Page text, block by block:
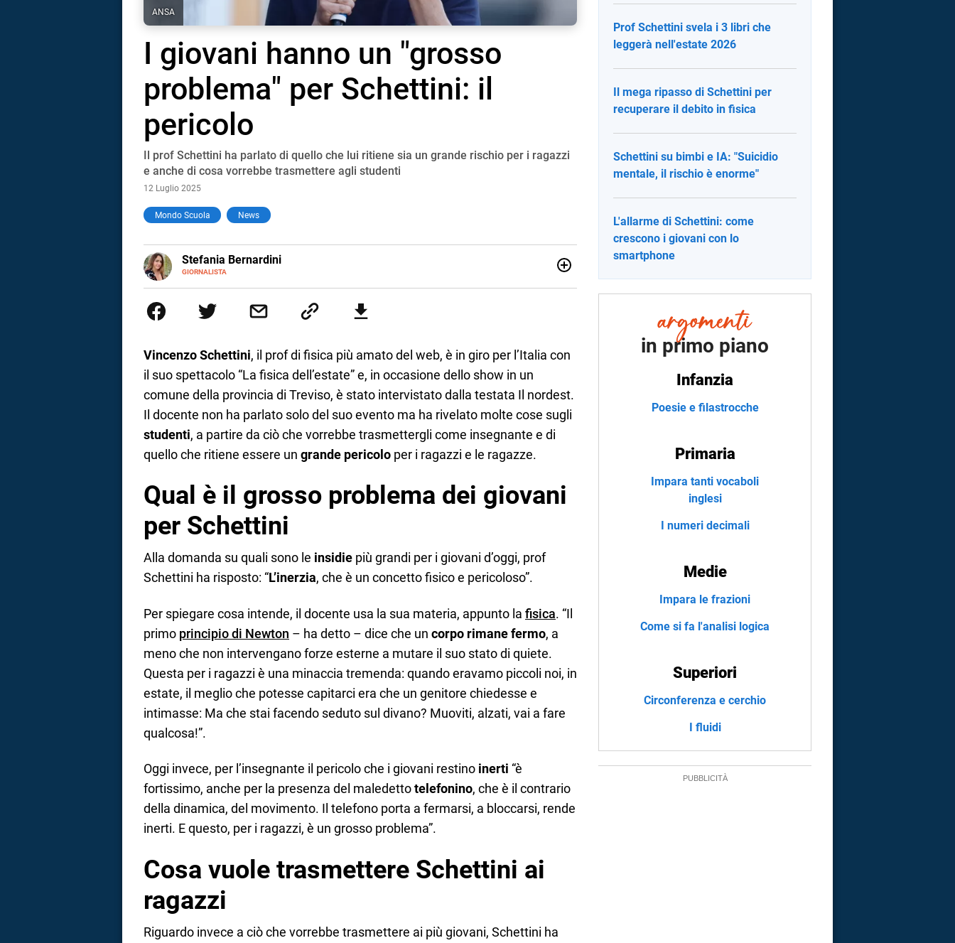
ANSA
I giovani hanno un "grosso
problema" per Schettini: il
pericolo
Il prof Schettini ha parlato di quello che lui ritiene sia un grande rischio per i ragazzi
e anche di cosa vorrebbe trasmettere agli studenti
12 Luglio 2025
Mondo Scuola News
Stefania Bernardini
GIORNALISTA
E-
MAIL
esperienze nella redazione di testate giornalistiche online e Tv e lavora anche nell’ambito
social
Vincenzo Schettini, il prof di fisica più amato del web, è in giro per l’Italia con
il suo spettacolo “La fisica dell’estate” e, in occasione dello show in un
comune della provincia di Treviso, è stato intervistato dalla testata Il nordest.
Il docente non ha parlato solo del suo evento ma ha rivelato molte cose sugli
studenti, a partire da ciò che vorrebbe trasmettergli come insegnante e di
quello che ritiene essere un grande pericolo per i ragazzi e le ragazze.
Qual è il grosso problema dei giovani
per Schettini
Alla domanda su quali sono le insidie più grandi per i giovani d’oggi, prof
Schettini ha risposto: “L’inerzia, che è un concetto fisico e pericoloso”.
Per spiegare cosa intende, il docente usa la sua materia, appunto la fisica. “Il
primo principio di Newton – ha detto – dice che un corpo rimane fermo, a
meno che non intervengano forze esterne a mutare il suo stato di quiete.
Questa per i ragazzi è una minaccia tremenda: quando eravamo piccoli noi, in
estate, il meglio che potesse capitarci era che un genitore chiedesse e
intimasse: Ma che stai facendo seduto sul divano? Muoviti, alzati, vai a fare
qualcosa!”.
Oggi invece, per l’insegnante il pericolo che i giovani restino inerti “è
fortissimo, anche per la presenza del maledettotelefonino, che è il contrario
della dinamica, del movimento. Il telefono porta a fermarsi, a bloccarsi, rende
inerti. E questo, per i ragazzi, è un grosso problema”.
Cosa vuole trasmettere Schettini ai
ragazzi
Riguardo invece a ciò che vorrebbe trasmettere ai più giovani, Schettini ha
Prof Schettini svela i 3 libri che
leggerà nell'estate 2026
Il mega ripasso di Schettini per
recuperare il debito in fisica
Schettini su bimbi e IA: "Suicidio
mentale, il rischio è enorme"
L'allarme di Schettini: come
crescono i giovani con lo
smartphone
in primo piano
Infanzia
Poesie e filastrocche
Primaria
Impara tanti vocaboli
inglesi
I numeri decimali
Medie
Impara le frazioni
Come si fa l'analisi logica
Superiori
Circonferenza e cerchio
I fluidi